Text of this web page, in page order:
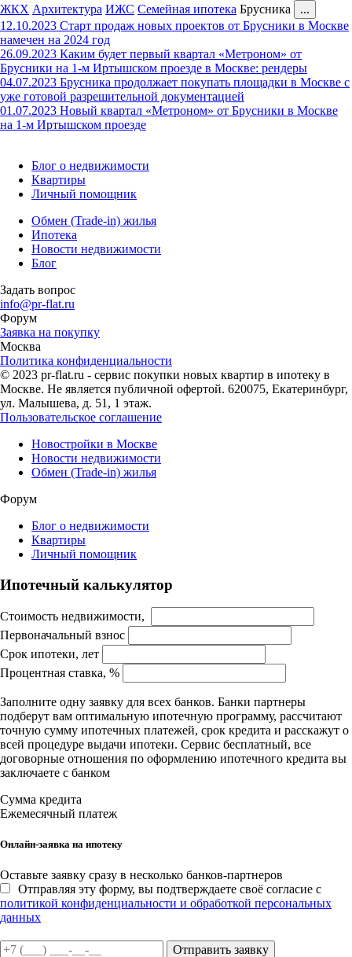
ЖКХ Архитектура ИЖС Семейная ипотека Брусника
...
12.10.2023 Старт продаж новых проектов от Брусники в Москве
намечен на 2024 год
26.09.2023 Каким будет первый квартал «Метроном» от
Брусники на 1-м Иртышском проезде в Москве: рендеры
04.07.2023 Брусника продолжает покупать площадки в Москве с
уже готовой разрешительной документацией
01.07.2023 Новый квартал «Метроном» от Брусники в Москве
на 1-м Иртышском проезде
Блог о недвижимости
Квартиры
Личный помощник
Обмен (Trade-in) жилья
Ипотека
Новости недвижимости
Блог
Задать вопрос
info@pr-flat.ru
Форум
Заявка на покупку
Москва
Политика конфиденциальности
© 2023 pr-flat.ru - сервис покупки новых квартир в ипотеку в
Москве. Не является публичной офертой. 620075, Екатеринбург,
ул. Малышева, д. 51, 1 этаж.
Пользовательское соглашение
Новостройки в Москве
Новости недвижимости
Обмен (Trade-in) жилья
Форум
Блог о недвижимости
Квартиры
Личный помощник
Ипотечный калькулятор
Стоимость недвижимости,
Первоначальный взнос
Срок ипотеки, лет
Процентная ставка, %
Заполните одну заявку для всех банков. Банки партнеры
подберут вам оптимальную ипотечную программу, рассчитают
точную сумму ипотечных платежей, срок кредита и расскажут о
всей процедуре выдачи ипотеки. Сервис бесплатный, все
договорные отношения по оформлению ипотечного кредита вы
заключаете с банком
Сумма кредита
Ежемесячный платеж
Онлайн-заявка на ипотеку
Оставьте заявку сразу в несколько банков-партнеров
Отправляя эту форму, вы подтверждаете своё согласие с
политикой конфиденциальности и обработкой персональных
данных
Отправить заявку